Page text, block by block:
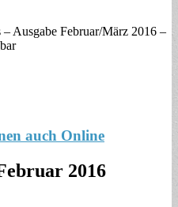
Ausgabe Februar/März 2016 –
auch Online
2016